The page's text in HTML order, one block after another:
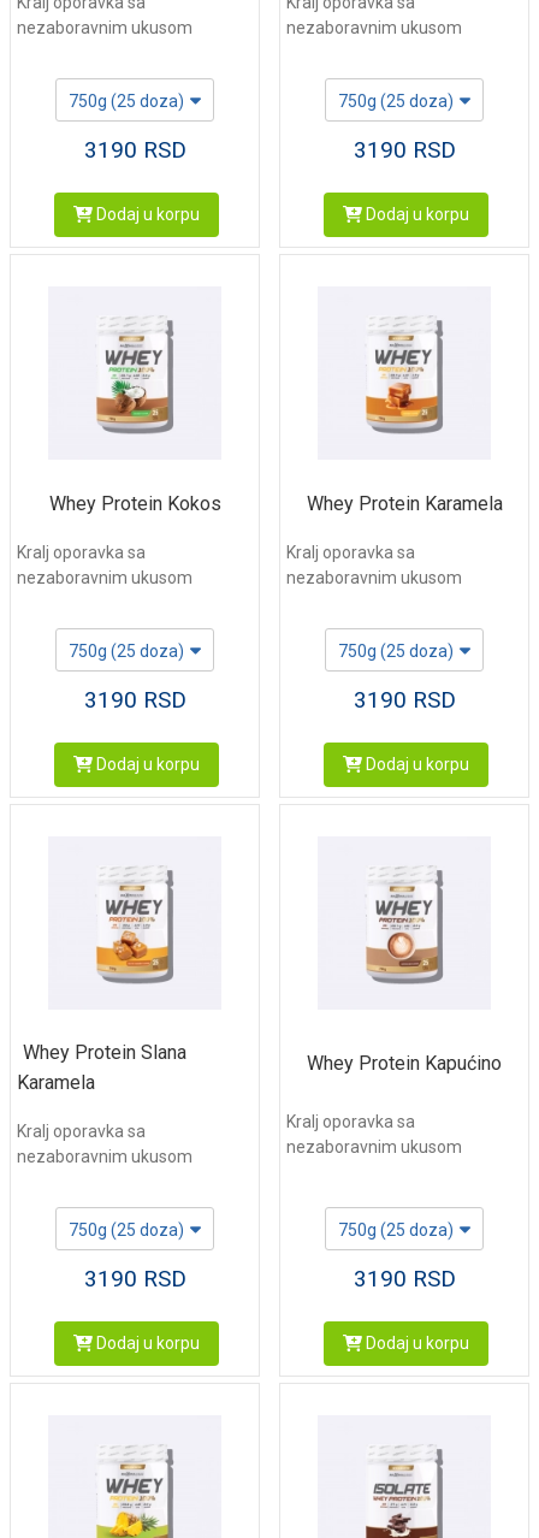
nezaboravnim ukusom
750g (25 doza)
3190 RSD
Dodaj u korpu
nezaboravnim ukusom
750g (25 doza)
3190 RSD
Dodaj u korpu
Whey Protein Kokos
Kralj oporavka sa
nezaboravnim ukusom
750g (25 doza)
3190 RSD
Dodaj u korpu
Whey Protein Karamela
Kralj oporavka sa
nezaboravnim ukusom
750g (25 doza)
3190 RSD
Dodaj u korpu
Whey Protein Slana
Karamela
Kralj oporavka sa
nezaboravnim ukusom
750g (25 doza)
3190 RSD
Dodaj u korpu
Whey Protein Kapućino
Kralj oporavka sa
nezaboravnim ukusom
750g (25 doza)
3190 RSD
Dodaj u korpu